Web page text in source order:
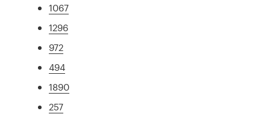
1067
1296
972
494
1890
257